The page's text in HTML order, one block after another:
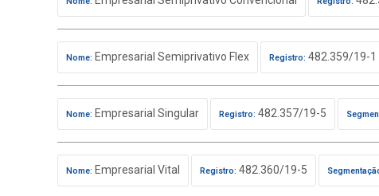
Nome: Empresarial Semiprivativo Flex Registro: 482.359/19-1
Nome: Empresarial Singular Registro: 482.357/19-5
Nome: Empresarial Vital Registro: 482.360/19-5